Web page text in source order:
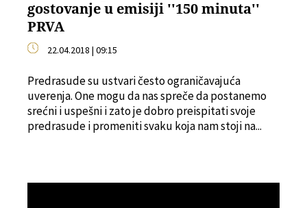
gostovanje u emisiji ''150 minuta''
PRVA
22.04.2018 | 09:15
Predrasude su ustvari često ograničavajuća
uverenja. One mogu da nas spreče da postanemo
srećni i uspešni i zato je dobro preispitati svoje
predrasude i promeniti svaku koja nam stoji na...